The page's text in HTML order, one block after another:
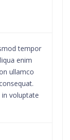
tempor
enim
ullamco
voluptate